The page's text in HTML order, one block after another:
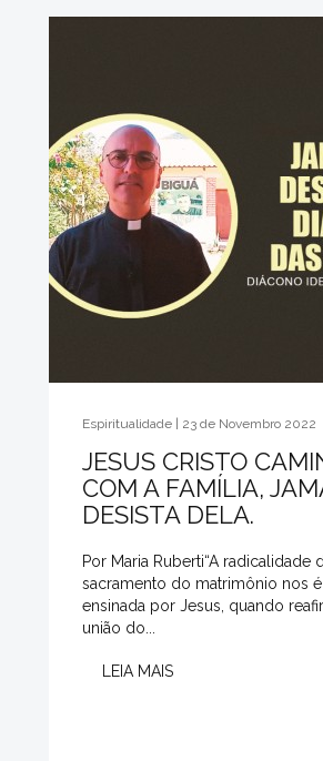
Espiritualidade | 23 de Novembro 2022
JESUS CRISTO
COM A FAMÍLIA,
DESISTA DELA.
Por Maria Ruberti“A radicalidade
sacramento do matrimônio nos é
ensinada por Jesus, quando
união do...
LEIA MAIS